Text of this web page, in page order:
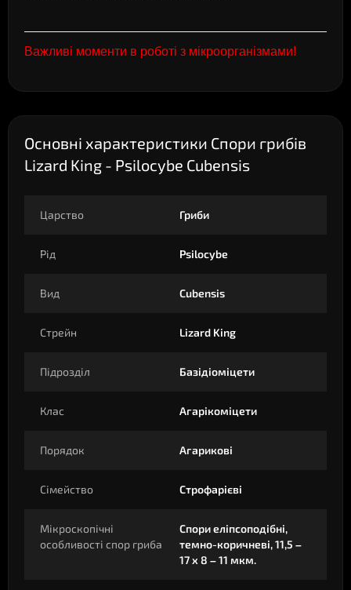
Важливі моменти в роботі з мікроорганізмами!
Основні характеристики Спори грибів
Lizard King - Psilocybe Cubensis
Царство Гриби
Рід Psilocybe
Вид Cubensis
Стрейн Lizard King
Підрозділ Базідіоміцети
Клас Агарікоміцети
Порядок Агарикові
Сімейство Строфарієві
Мікроскопічні
особливості спор гриба
Спори еліпсоподібні,
темно-коричневі, 11,5 –
17 x 8 – 11 мкм.